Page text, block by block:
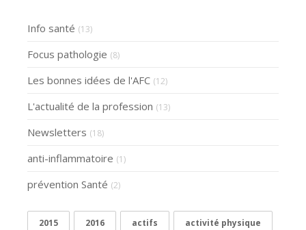
Info santé (13)
Focus pathologie (8)
Les bonnes idées de l'AFC (12)
L'actualité de la profession (13)
Newsletters (18)
anti-inflammatoire (1)
prévention Santé (2)
2015 2016 actifs activité physique